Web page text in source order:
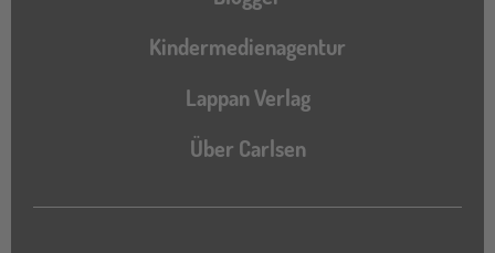
Kindermedienagentur
Lappan Verlag
Über Carlsen